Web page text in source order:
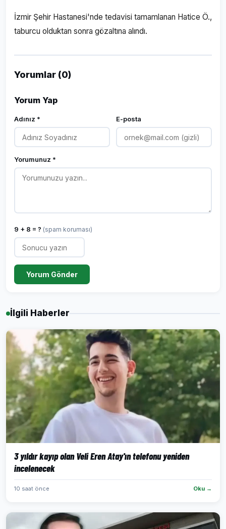
İzmir Şehir Hastanesi'nde tedavisi tamamlanan Hatice Ö.,
taburcu olduktan sonra gözaltına alındı.
Yorumlar (0)
Yorum Yap
Adınız * E-posta
Yorumunuz *
9 + 8 = ? (spam koruması)
Yorum Gönder
İlgili Haberler
3 yıldır kayıp olan Veli Eren Atay'ın telefonu yeniden
incelenecek
10 saat önce Oku →